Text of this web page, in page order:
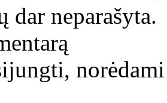
dar neparašyta.